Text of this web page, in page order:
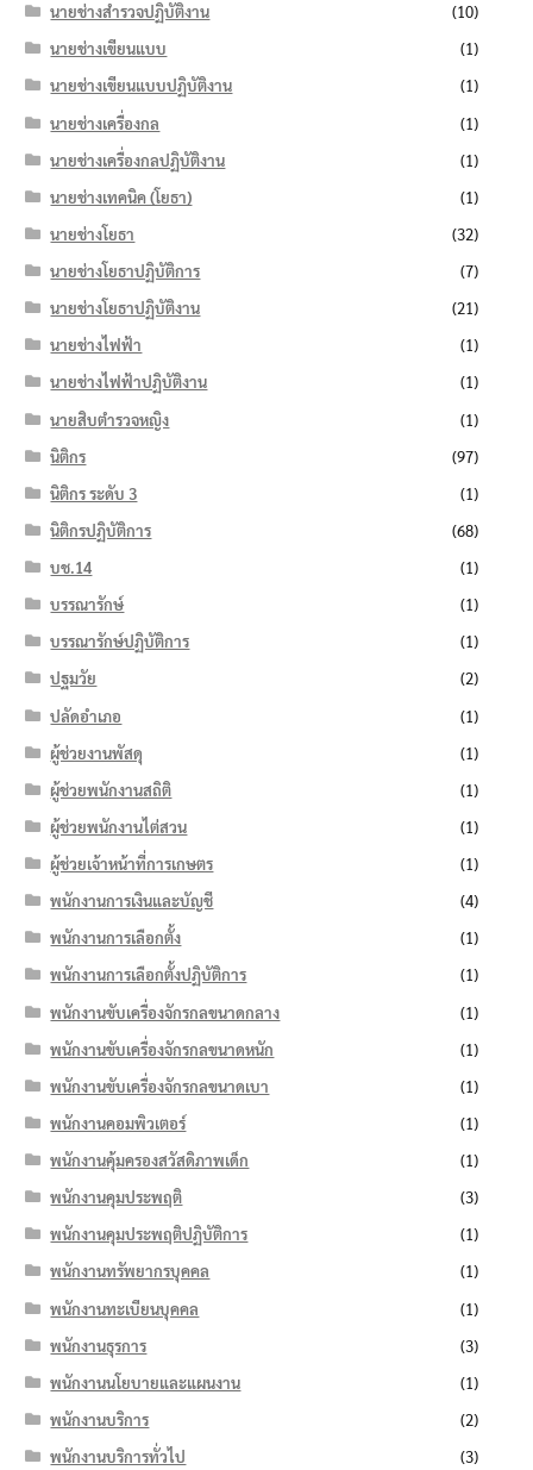
นายช่างสำรวจปฏิบัติงาน
(10)
นายช่างเขียนแบบ
(1)
นายช่างเขียนแบบปฏิบัติงาน
(1)
นายช่างเครื่องกล
(1)
นายช่างเครื่องกลปฏิบัติงาน
(1)
นายช่างเทคนิค (โยธา)
(1)
นายช่างโยธา
(32)
นายช่างโยธาปฏิบัติการ
(7)
นายช่างโยธาปฏิบัติงาน
(21)
นายช่างไฟฟ้า
(1)
นายช่างไฟฟ้าปฏิบัติงาน
(1)
นายสิบตำรวจหญิง
(1)
นิติกร
(97)
นิติกร ระดับ 3
(1)
นิติกรปฏิบัติการ
(68)
บช.14
(1)
บรรณารักษ์
(1)
บรรณารักษ์ปฏิบัติการ
(1)
ปฐมวัย
(2)
ปลัดอำเภอ
(1)
ผู้ช่วยงานพัสดุ
(1)
ผู้ช่วยพนักงานสถิติ
(1)
ผู้ช่วยพนักงานไต่สวน
(1)
ผู้ช่วยเจ้าหน้าที่การเกษตร
(1)
พนักงานการเงินและบัญชี
(4)
พนักงานการเลือกตั้ง
(1)
พนักงานการเลือกตั้งปฏิบัติการ
(1)
พนักงานขับเครื่องจักรกลขนาดกลาง
(1)
พนักงานขับเครื่องจักรกลขนาดหนัก
(1)
พนักงานขับเครื่องจักรกลขนาดเบา
(1)
พนักงานคอมพิวเตอร์
(1)
พนักงานคุ้มครองสวัสดิภาพเด็ก
(1)
พนักงานคุมประพฤติ
(3)
พนักงานคุมประพฤติปฏิบัติการ
(1)
พนักงานทรัพยากรบุคคล
(1)
พนักงานทะเบียนบุคคล
(1)
พนักงานธุรการ
(3)
พนักงานนโยบายและแผนงาน
(1)
พนักงานบริการ
(2)
พนักงานบริการทั่วไป
(3)